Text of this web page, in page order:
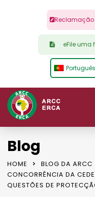
Reclamação
eFile uma
Português
Blog
HOME BLOG DA ARCC
CONCORRÊNCIA DA
QUESTÕES DE